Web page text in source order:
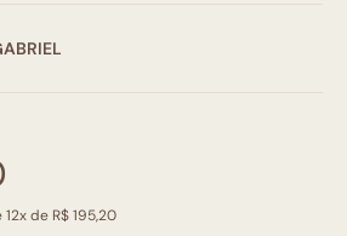
de R$ 195,20